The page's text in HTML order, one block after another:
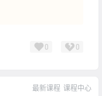
0 0
最新课程 课程中心